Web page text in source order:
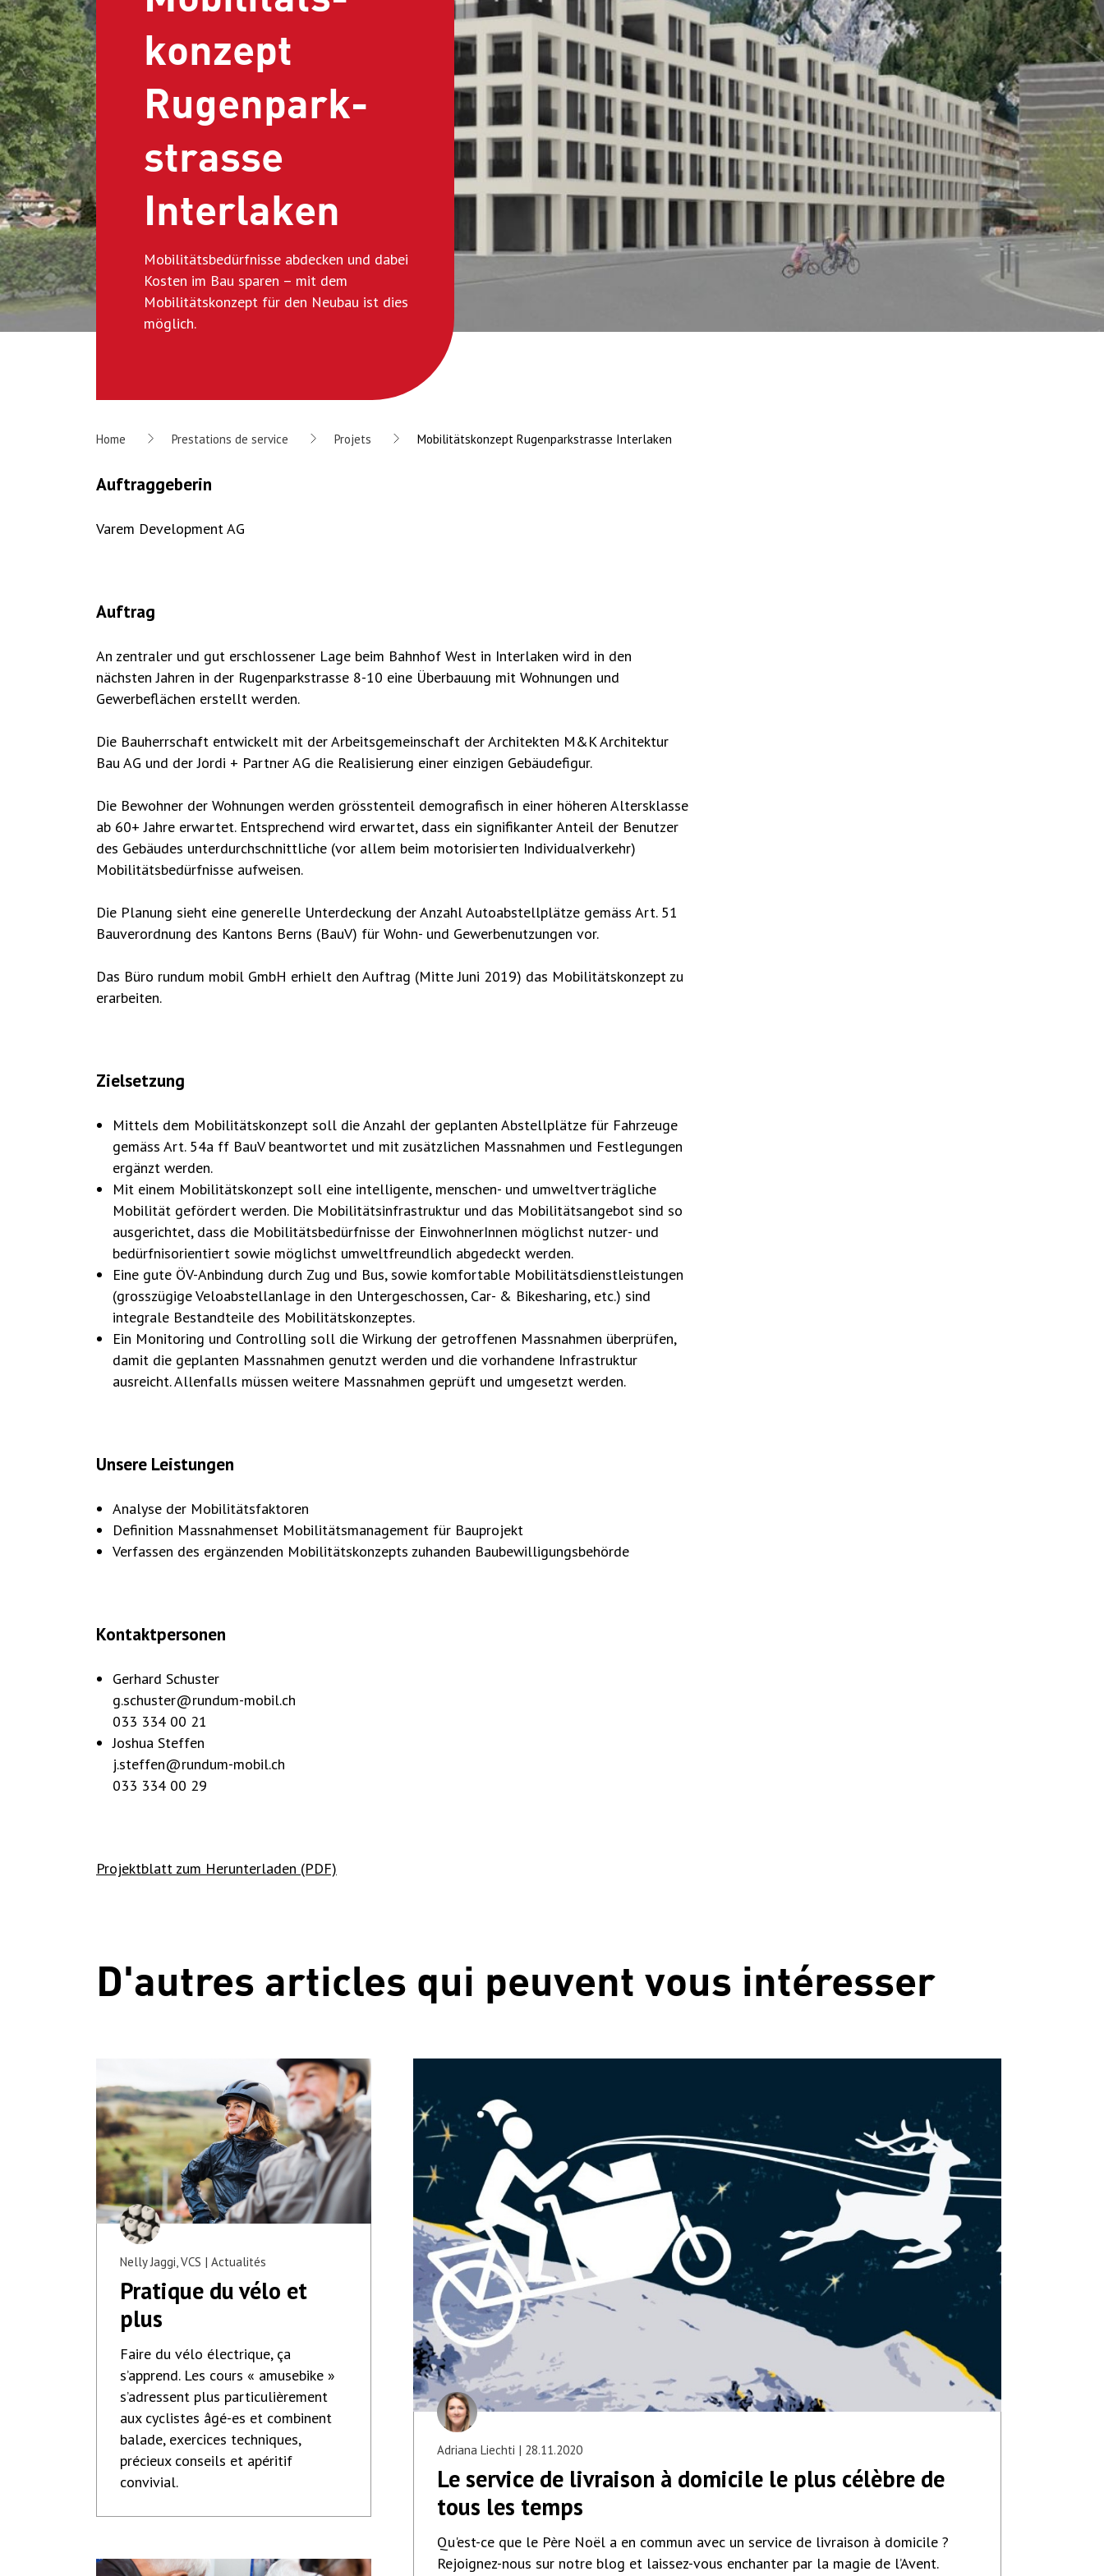
konzept
Rugenpark­
strasse
Interlaken
Mobilitätsbedürfnisse abdecken und dabei
Kosten im Bau sparen – mit dem
Mobilitätskonzept für den Neubau ist dies
möglich.
Home Prestations de service Projets Mobilitäts­konzept Rugenpark­strasse Interlaken
Auftraggeberin
Varem Development AG
Auftrag
An zentraler und gut erschlossener Lage beim Bahnhof West in Interlaken wird in den
nächsten Jahren in der Rugenparkstrasse 8-10 eine Überbauung mit Wohnungen und
Gewerbeflächen erstellt werden.
Die Bauherrschaft entwickelt mit der Arbeitsgemeinschaft der Architekten M&K Architektur
Bau AG und der Jordi + Partner AG die Realisierung einer einzigen Gebäudefigur.
Die Bewohner der Wohnungen werden grösstenteil demografisch in einer höheren Altersklasse
ab 60+ Jahre erwartet. Entsprechend wird erwartet, dass ein signifikanter Anteil der Benutzer
des Gebäudes unterdurchschnittliche (vor allem beim motorisierten Individualverkehr)
Mobilitätsbedürfnisse aufweisen.
Die Planung sieht eine generelle Unterdeckung der Anzahl Autoabstellplätze gemäss Art. 51
Bauverordnung des Kantons Berns (BauV) für Wohn- und Gewerbenutzungen vor.
Das Büro rundum mobil GmbH erhielt den Auftrag (Mitte Juni 2019) das Mobilitätskonzept zu
erarbeiten.
Zielsetzung
Mittels dem Mobilitätskonzept soll die Anzahl der geplanten Abstellplätze für Fahrzeuge
gemäss Art. 54a ff BauV beantwortet und mit zusätzlichen Massnahmen und Festlegungen
ergänzt werden.
Mit einem Mobilitätskonzept soll eine intelligente, menschen- und umweltverträgliche
Mobilität gefördert werden. Die Mobilitätsinfrastruktur und das Mobilitätsangebot sind so
ausgerichtet, dass die Mobilitätsbedürfnisse der EinwohnerInnen möglichst nutzer- und
bedürfnisorientiert sowie möglichst umweltfreundlich abgedeckt werden.
Eine gute ÖV-Anbindung durch Zug und Bus, sowie komfortable Mobilitätsdienstleistungen
(grosszügige Veloabstellanlage in den Untergeschossen, Car- & Bikesharing, etc.) sind
integrale Bestandteile des Mobilitätskonzeptes.
Ein Monitoring und Controlling soll die Wirkung der getroffenen Massnahmen überprüfen,
damit die geplanten Massnahmen genutzt werden und die vorhandene Infrastruktur
ausreicht. Allenfalls müssen weitere Massnahmen geprüft und umgesetzt werden.
Unsere Leistungen
Analyse der Mobilitätsfaktoren
Definition Massnahmenset Mobilitätsmanagement für Bauprojekt
Verfassen des ergänzenden Mobilitätskonzepts zuhanden Baubewilligungsbehörde
Kontaktpersonen
Gerhard Schuster
g.schuster@rundum-mobil.ch
033 334 00 21
Joshua Steffen
j.steffen@rundum-mobil.ch
033 334 00 29
Projektblatt zum Herunterladen (PDF)
D'autres articles qui peuvent vous intéresser
Nelly Jaggi, VCS Actualités
Pratique du vélo et
plus
Faire du vélo électrique, ça
s’apprend. Les cours « amusebike »
s’adressent plus particulièrement
aux cyclistes âgé-es et combinent
balade, exercices techniques,
précieux conseils et apéritif
convivial.
Adriana Liechti 28.11.2020
Le service de livraison à domicile le plus célèbre de
tous les temps
Qu'est-ce que le Père Noël a en commun avec un service de livraison à domicile ?
Rejoignez-nous sur notre blog et laissez-vous enchanter par la magie de l’Avent.